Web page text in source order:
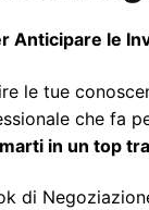
Anticipare le
le tue
che fa
in un top
di